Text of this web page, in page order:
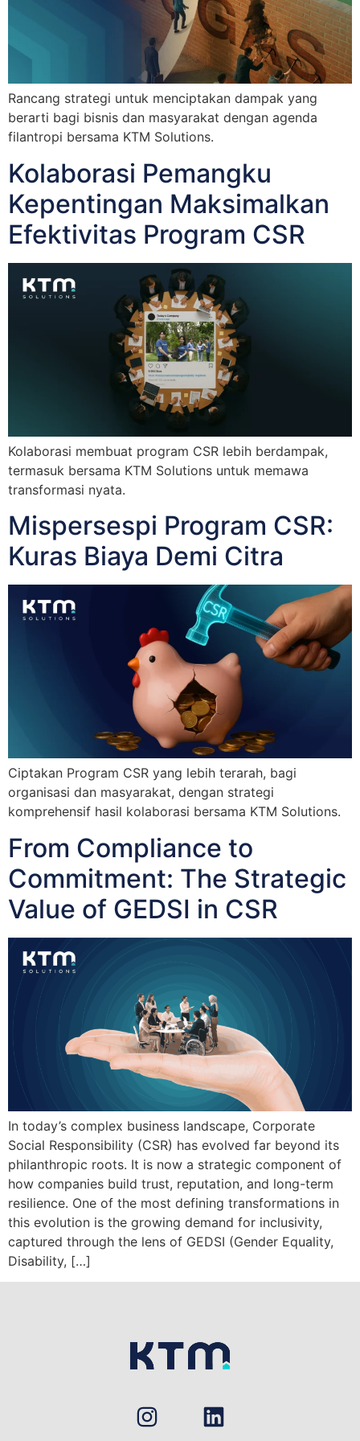
Rancang strategi untuk menciptakan dampak yang
berarti bagi bisnis dan masyarakat dengan agenda
filantropi bersama KTM Solutions.
Kolaborasi Pemangku
Kepentingan Maksimalkan
Efektivitas Program CSR
Kolaborasi membuat program CSR lebih berdampak,
termasuk bersama KTM Solutions untuk memawa
transformasi nyata.
Mispersespi Program CSR:
Kuras Biaya Demi Citra
Ciptakan Program CSR yang lebih terarah, bagi
organisasi dan masyarakat, dengan strategi
komprehensif hasil kolaborasi bersama KTM Solutions.
From Compliance to
Commitment: The Strategic
Value of GEDSI in CSR
In today’s complex business landscape, Corporate
Social Responsibility (CSR) has evolved far beyond its
philanthropic roots. It is now a strategic component of
how companies build trust, reputation, and long-term
resilience. One of the most defining transformations in
this evolution is the growing demand for inclusivity,
captured through the lens of GEDSI (Gender Equality,
Disability, […]